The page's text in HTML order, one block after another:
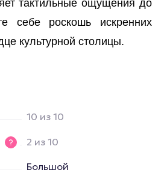
тактильные ощущения до
себе роскошь искренних
культурной столицы.
10 из 10
2 из 10
Большой